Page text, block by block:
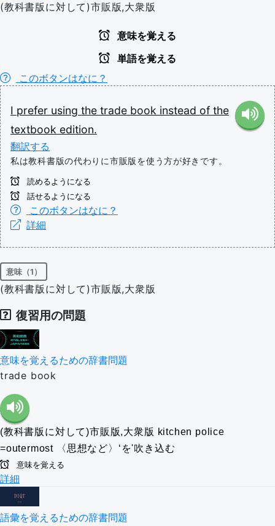
(教科書版に対して)市販版,大衆版
意味を覚える
単語を覚える
このボタンはなに？
I prefer using the trade book instead of the
textbook edition.
翻訳する
私は教科書版の代わりに市販版を使う方が好きです。
読めるようになる
話せるようになる
このボタンはなに？
詳細
意味（1）
(教科書版に対して)市販版,大衆版
復習用の問題
意味を覚えるための辞書問題
trade book
(教科書版に対して)市販版,大衆版 kitchen police
=outermost
〈思想など〉‘を'吹き込む
意味を覚える
詳細
語彙を覚えるための辞書問題